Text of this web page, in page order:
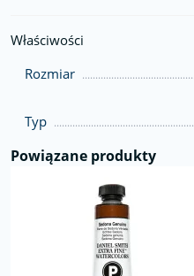
Właściwości
Rozmiar
Typ
Powiązane produkty